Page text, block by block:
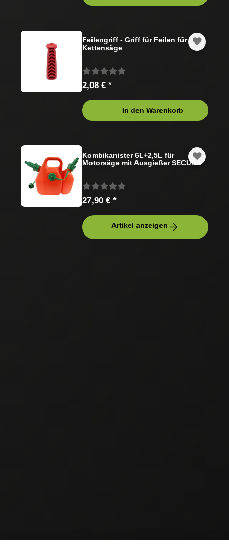
Feilengriff - Griff für Feilen für
Kettensäge
2,08 € *
In den Warenkorb
Kombikanister 6L+2,5L für
Motorsäge mit Ausgießer SECURA
27,90 € *
Artikel anzeigen